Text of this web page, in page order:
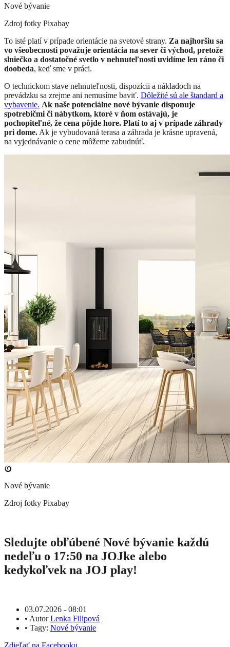
Nové bývanie
Zdroj fotky Pixabay
To isté platí v prípade orientácie na svetové strany. Za najhoršiu sa
vo všeobecnosti považuje orientácia na sever či východ, pretože
slniečko a dostatočné svetlo v nehnuteľnosti uvidíme len ráno či
doobeda, keď sme v práci.
​O technickom stave nehnuteľnosti, dispozícii a nákladoch na
prevádzku sa zrejme ani nemusíme baviť. Dôležité sú ale štandard a
vybavenie. Ak naše potenciálne nové bývanie disponuje
spotrebičmi či nábytkom, ktoré v ňom ostávajú, je
pochopiteľné, že cena pôjde hore. Platí to aj v prípade záhrady
pri dome. Ak je vybudovaná terasa a záhrada je krásne upravená,
na vyjednávanie o cene môžeme zabudnúť.
Nové bývanie
Zdroj fotky Pixabay
Sledujte obľúbené Nové bývanie každú
nedeľu o 17:50 na JOJke alebo
kedykoľvek na JOJ play!
03.07.2026 - 08:01
• AutorLenka Filipová
• Tagy: Nové bývanie
Zdieľať na Facebooku